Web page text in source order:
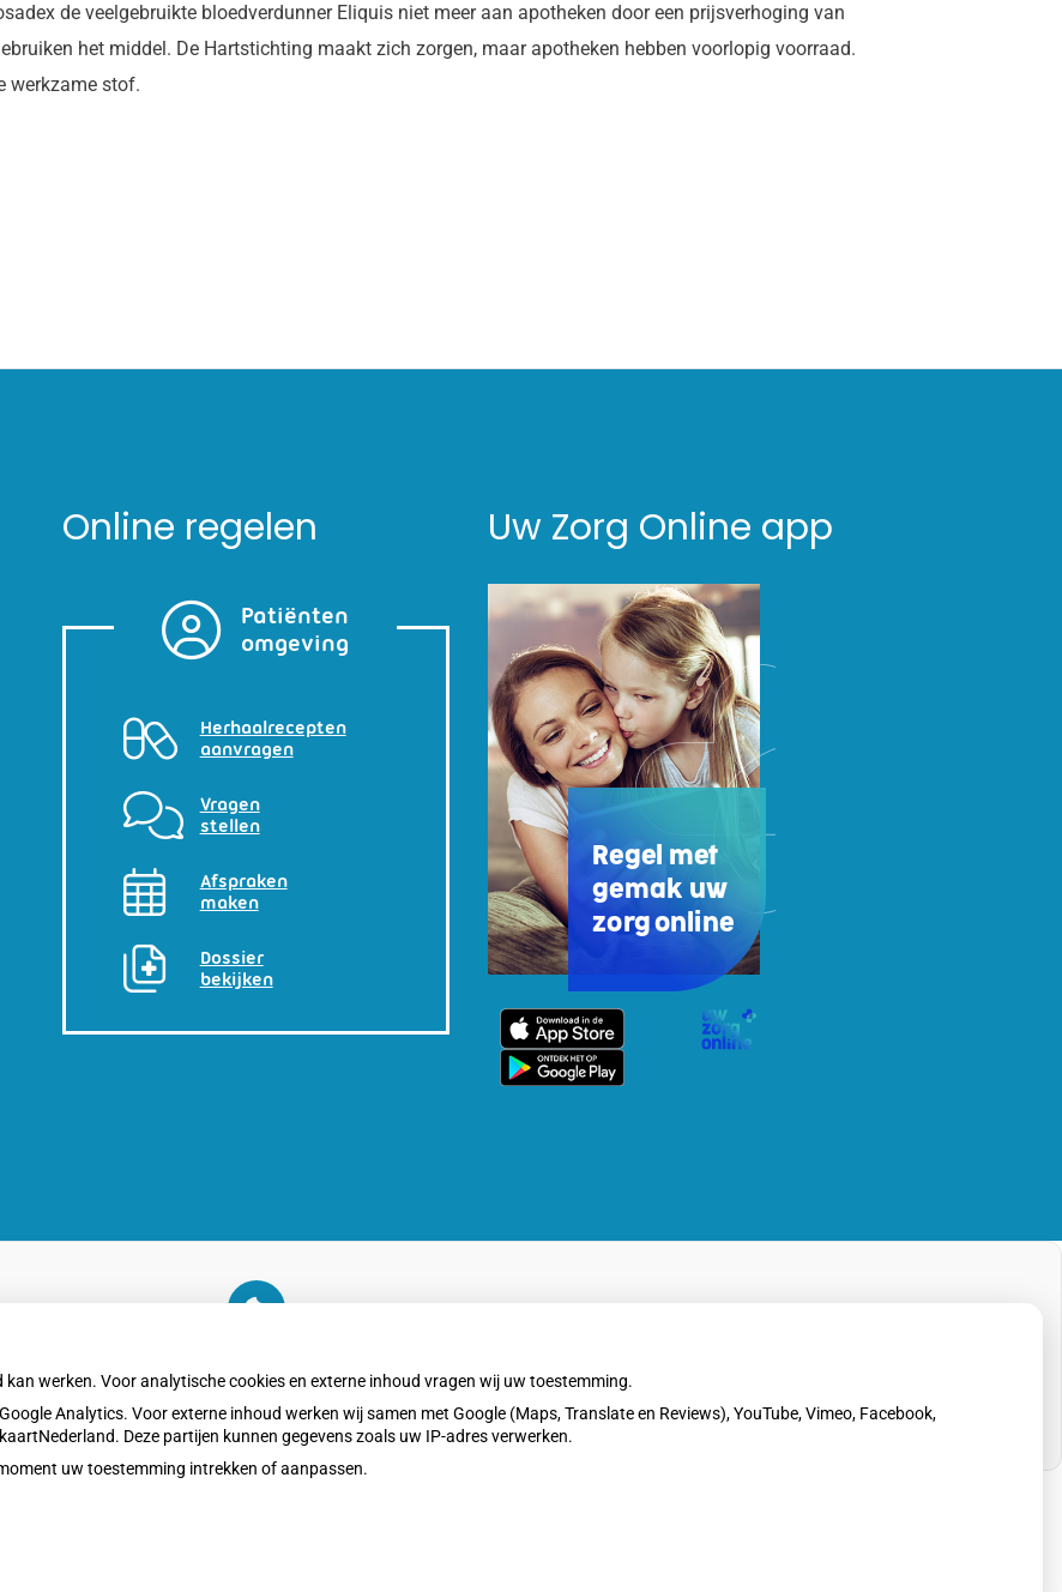
de veelgebruikte bloedverdunner Eliquis niet meer aan apotheken door een prijsverhoging van
het middel. De Hartstichting maakt zich zorgen, maar apotheken hebben voorlopig voorraad.
werkzame stof.
Online regelen
Patiënten
omgeving
Herhaalrecepten
aanvragen
Vragen
stellen
Afspraken
maken
Dossier
bekijken
Uw Zorg Online app
Uw
Zorg
Online
Regel met
gemak uw
zorg online
externe inhoud
die nodig is om dit te zien.
Cookie-instellingen wijzigen
werken. Voor analytische cookies en externe inhoud vragen wij uw toestemming.
Analytics. Voor externe inhoud werken wij samen met Google (Maps, Translate en Reviews), YouTube, Vimeo, Facebook,
Deze partijen kunnen gegevens zoals uw IP-adres verwerken.
uw toestemming intrekken of aanpassen.